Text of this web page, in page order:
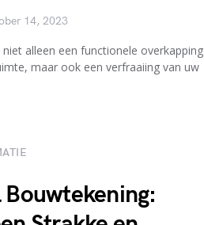
14, 2023
niet alleen een functionele overkapping
maar ook een verfraaiing van uw